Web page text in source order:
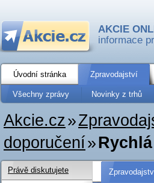
AKCIE
informace
Úvodní stránka Zpravodajství
Všechny zprávy Novinky z trhů
Akcie.cz»
doporučení»
Právě diskutujete